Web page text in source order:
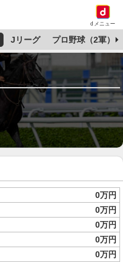
dメニュー
Jリーグ プロ野球（2軍）
0万円
0万円
0万円
0万円
0万円